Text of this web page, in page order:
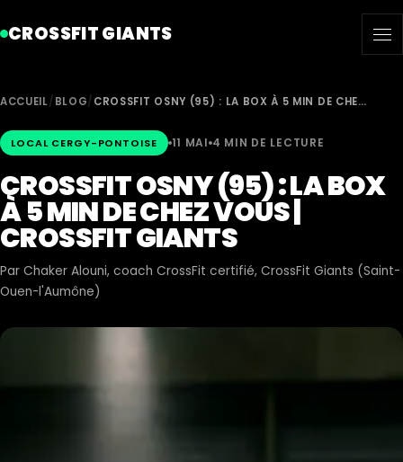
CROSSFIT GIANTS
ACCUEIL/ BLOG/ CROSSFIT OSNY (95) : LA BOX À 5 MIN DE CHE…
LOCAL CERGY-PONTOISE 11 MAI 4 MIN DE LECTURE
CROSSFIT OSNY (95) : LA BOX
À 5 MIN DE CHEZ VOUS |
CROSSFIT GIANTS
Par Chaker Alouni, coach CrossFit certifié, CrossFit Giants (Saint-
Ouen-l'Aumône)